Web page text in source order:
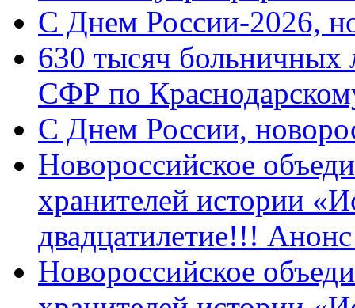
C Днем России-2026,
630 тысяч больничных
СФР по
C Днем России,
Новороссийское
хранителей истории
двадцатилетие!!!
Новороссийское